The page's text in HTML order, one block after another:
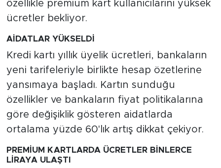
özellikle premium kart kullanıcılarını yüksek
ücretler bekliyor.
AİDATLAR YÜKSELDİ
Kredi kartı yıllık üyelik ücretleri, bankaların
yeni tarifeleriyle birlikte hesap özetlerine
yansımaya başladı. Kartın sunduğu
özellikler ve bankaların fiyat politikalarına
göre değişiklik gösteren aidatlarda
ortalama yüzde 60'lık artış dikkat çekiyor.
PREMİUM KARTLARDA ÜCRETLER BİNLERCE
LİRAYA ULAŞTI